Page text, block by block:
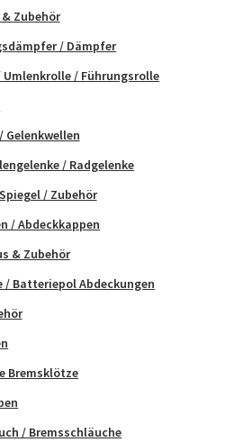
Zubehör
/ Dämpfer
/ Führungsrolle
Gelenkwellen
/ Radgelenke
/ Zubehör
/ Abdeckkappen
& Zubehör
/ Batteriepol Abdeckungen
Bremsklötze
/ Bremsschläuche